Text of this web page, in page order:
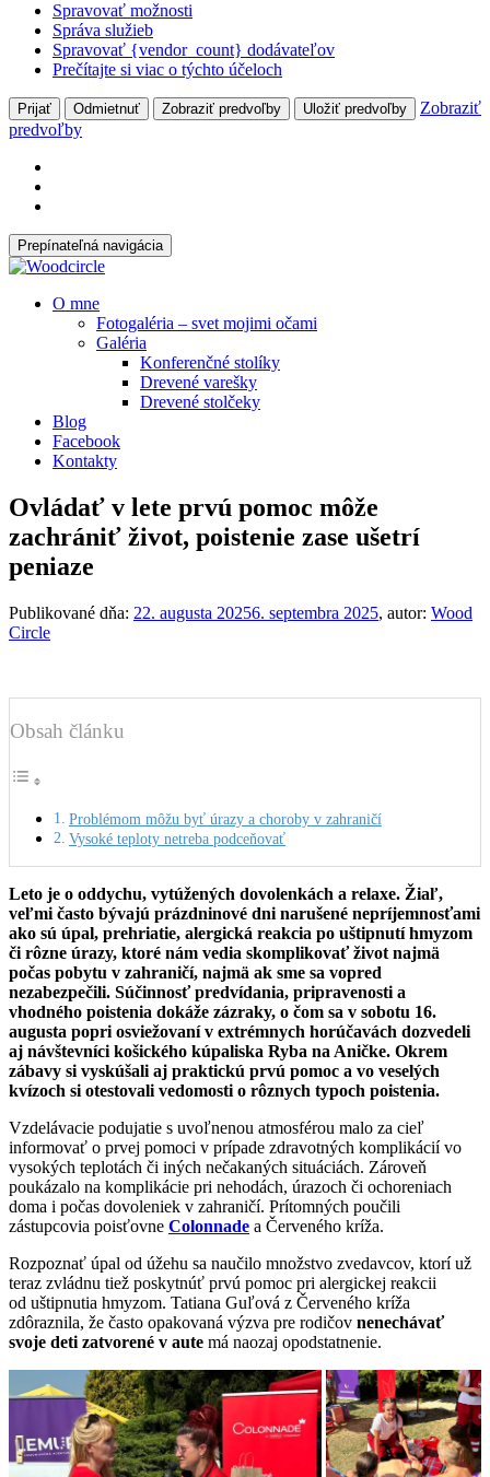
Spravovať možnosti
Správa služieb
Spravovať {vendor_count} dodávateľov
Prečítajte si viac o týchto účeloch
Prijať Odmietnuť Zobraziť predvoľby Uložiť predvoľby
Zobraziť
predvoľby
Prepínateľná navigácia
Prejsť
O mne
Fotogaléria – svet mojimi očami
Galéria
Konferenčné stolíky
Drevené varešky
Drevené stolčeky
Blog
Facebook
Kontakty
Ovládať v lete prvú pomoc môže
zachrániť život, poistenie zase ušetrí
peniaze
Publikované dňa: 22. augusta 20256. septembra 2025, autor: Wood
Circle
Obsah článku
Problémom môžu byť úrazy a choroby v zahraničí
Vysoké teploty netreba podceňovať
Leto je o oddychu, vytúžených dovolenkách a relaxe. Žiaľ,
veľmi často bývajú prázdninové dni narušené nepríjemnosťami
ako sú úpal, prehriatie, alergická reakcia po uštipnutí hmyzom
či rôzne úrazy, ktoré nám vedia skomplikovať život najmä
počas pobytu v zahraničí, najmä ak sme sa vopred
nezabezpečili. Súčinnosť predvídania, pripravenosti a
vhodného poistenia dokáže zázraky, o čom sa v sobotu 16.
augusta popri osviežovaní v extrémnych horúčavách dozvedeli
aj návštevníci košického kúpaliska Ryba na Aničke. Okrem
zábavy si vyskúšali aj praktickú prvú pomoc a vo veselých
kvízoch si otestovali vedomosti o rôznych typoch poistenia.
Vzdelávacie podujatie s uvoľnenou atmosférou malo za cieľ
informovať o prvej pomoci v prípade zdravotných komplikácií vo
vysokých teplotách či iných nečakaných situáciách. Zároveň
poukázalo na komplikácie pri nehodách, úrazoch či ochoreniach
doma i počas dovoleniek v zahraničí. Prítomných poučili
zástupcovia poisťovne Colonnade a Červeného kríža.
Rozpoznať úpal od úžehu sa naučilo množstvo zvedavcov, ktorí už
teraz zvládnu tiež poskytnúť prvú pomoc pri alergickej reakcii
od uštipnutia hmyzom. Tatiana Guľová z Červeného kríža
zdôraznila, že často opakovaná výzva pre rodičov nenechávať
svoje deti zatvorené v aute má naozaj opodstatnenie.